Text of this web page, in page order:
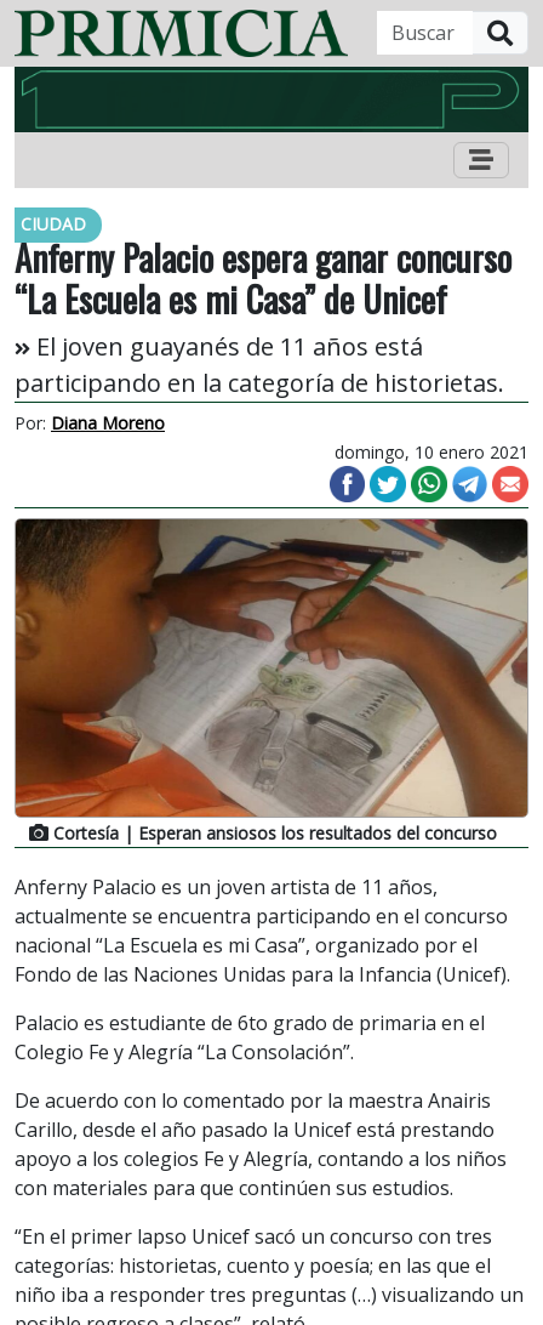
CIUDAD
Anferny Palacio espera ganar concurso
“La Escuela es mi Casa” de Unicef
El joven guayanés de 11 años está
participando en la categoría de historietas.
Por: Diana Moreno
domingo, 10 enero 2021
Cortesía | Esperan ansiosos los resultados del concurso
Anferny Palacio es un joven artista de 11 años,
actualmente se encuentra participando en el concurso
nacional “La Escuela es mi Casa”, organizado por el
Fondo de las Naciones Unidas para la Infancia (Unicef).
Palacio es estudiante de 6to grado de primaria en el
Colegio Fe y Alegría “La Consolación”.
De acuerdo con lo comentado por la maestra Anairis
Carillo, desde el año pasado la Unicef está prestando
apoyo a los colegios Fe y Alegría, contando a los niños
con materiales para que continúen sus estudios.
“En el primer lapso Unicef sacó un concurso con tres
categorías: historietas, cuento y poesía; en las que el
niño iba a responder tres preguntas (…) visualizando un